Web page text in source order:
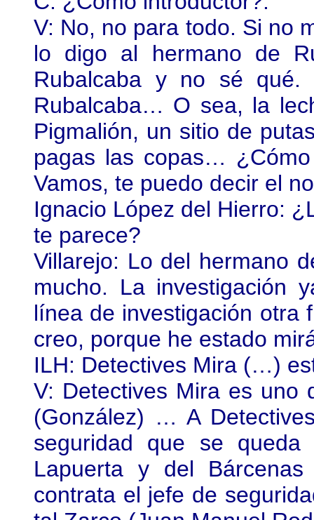
V: No, no para todo. Si no
lo digo al hermano de
Rubalcaba y no sé
Rubalcaba… O sea, la
Pigmalión, un sitio de
pagas las copas…
Vamos, te puedo decir el
Ignacio López del Hierro:
te parece?
Villarejo: Lo del hermano
mucho. La investigación
línea de investigación otra
creo, porque he estado
ILH: Detectives Mira (…)
V: Detectives Mira es
(González) … A
seguridad que se
Lapuerta y del
contrata el jefe de